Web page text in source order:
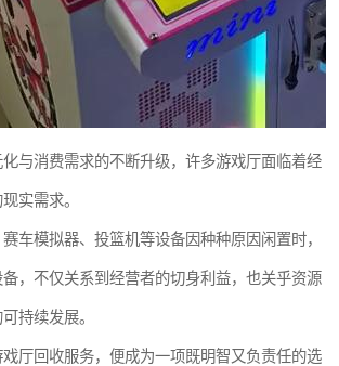
与消费需求的不断升级，许多游戏厅面临着经
实需求。
车模拟器、投篮机等设备因种种原因闲置时，
，不仅关系到经营者的切身利益，也关乎资源
持续发展。
厅回收服务，便成为一项既明智又负责任的选